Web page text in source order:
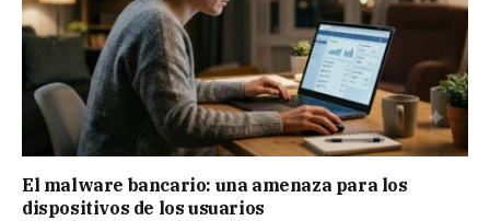
El malware bancario: una amenaza para los
dispositivos de los usuarios